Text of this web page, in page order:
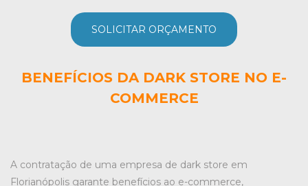
SOLICITAR ORÇAMENTO
BENEFÍCIOS DA DARK STORE NO E-
COMMERCE
A contratação de uma empresa de dark store em
Florianópolis garante benefícios ao e-commerce,